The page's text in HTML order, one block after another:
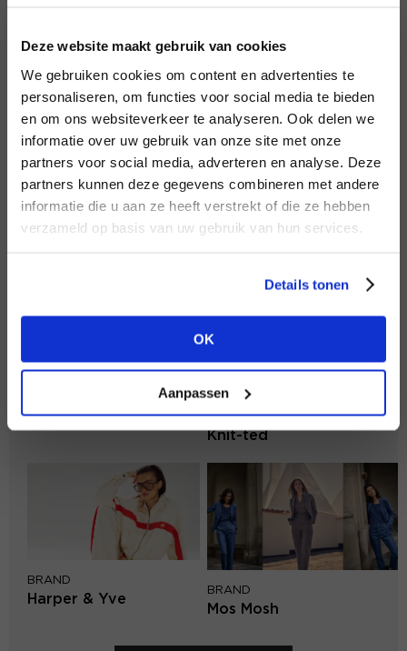
Deze website maakt gebruik van cookies
We gebruiken cookies om content en advertenties te
personaliseren, om functies voor social media te bieden
en om ons websiteverkeer te analyseren. Ook delen we
informatie over uw gebruik van onze site met onze
partners voor social media, adverteren en analyse. Deze
partners kunnen deze gegevens combineren met andere
informatie die u aan ze heeft verstrekt of die ze hebben
verzameld op basis van uw gebruik van hun services.
Details tonen
OK
Aanpassen
LOGIN
Password
LOGIN
NO ACCOUNT YET?
DON’T HAVE AN ACCOUNT
YET?
view the other options.
VIEW ALL OPTIONS
Aimée the Label
BRAND
Second female
BRAND
BRAND
Knit-ted
BRAND
Harper & Yve
BRAND
Mos Mosh